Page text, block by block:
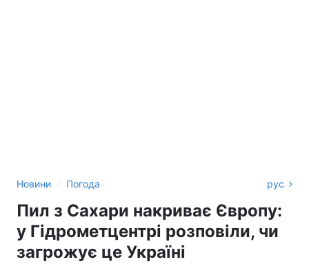
Новини › Погода рус
Пил з Сахари накриває Європу:
у Гідрометцентрі розповіли, чи
загрожує це Україні